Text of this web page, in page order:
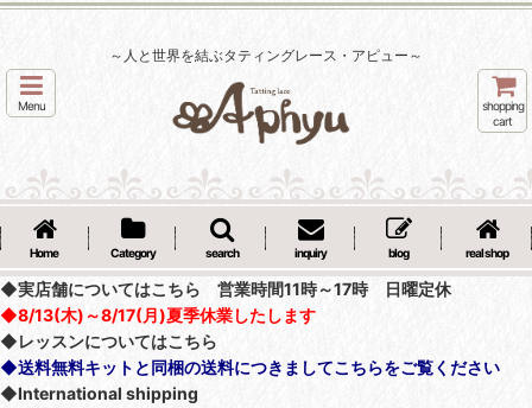
～人と世界を結ぶタティングレース・アピュー～
Menu
shopping
cart
Home Category search inquiry blog real shop
◆実店舗についてはこちら 営業時間11時～17時 日曜定休
◆8/13(木)～8/17(月)夏季休業したします
◆レッスンについてはこちら
◆送料無料キットと同梱の送料につきましてこちらをご覧ください
◆International shipping